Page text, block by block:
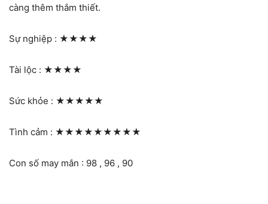
càng thêm thắm thiết.
Sự nghiệp : ★★★★
Tài lộc : ★★★★
Sức khỏe : ★★★★★
Tình cảm : ★★★★★★★★★
Con số may mắn : 98 , 96 , 90